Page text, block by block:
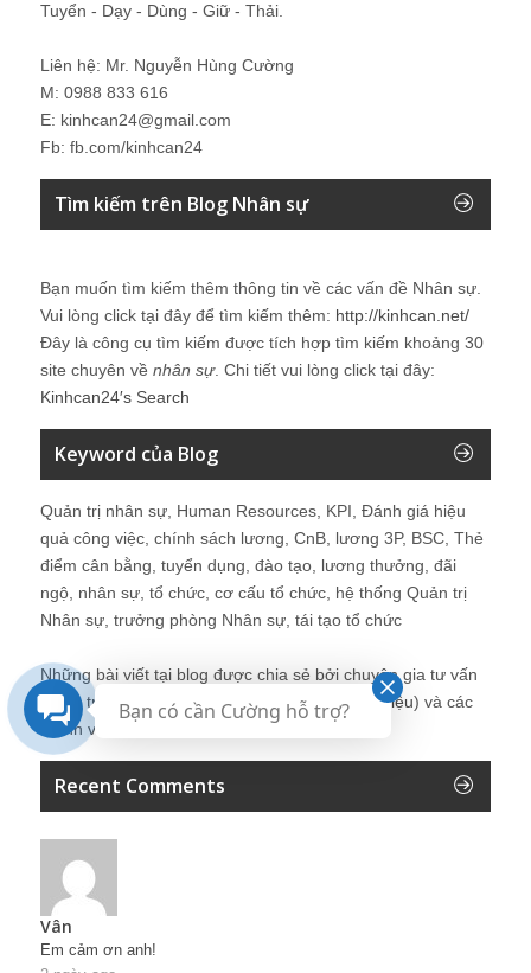
Tuyển - Dạy - Dùng - Giữ - Thải.
Liên hệ: Mr. Nguyễn Hùng Cường
M: 0988 833 616
E: kinhcan24@gmail.com
Fb: fb.com/kinhcan24
Tìm kiếm trên Blog Nhân sự
Bạn muốn tìm kiếm thêm thông tin về các vấn đề Nhân sự
Vui lòng click tại đây để tìm kiếm thêm: http://kinhcan.net/
Đây là công cụ tìm kiếm được tích hợp tìm kiếm khoảng 30
site chuyên về nhân sự. Chi tiết vui lòng click tại đây:
Kinhcan24′s Search
Keyword của Blog
Quản trị nhân sự, Human Resources, KPI, Đánh giá hiệu
quả công việc, chính sách lương, CnB, lương 3P, BSC, Thẻ
điểm cân bằng, tuyển dụng, đào tạo, lương thưởng, đãi
ngộ, nhân sự, tổ chức, cơ cấu tổ chức, hệ thống Quản trị
Nhân sự, trưởng phòng Nhân sự, tái tạo tổ chức
Những bài viết tại blog được chia sẻ bởi chuyên gia tư vấn
Quản trị Nhân sự Nguyễn Hùng Cường (giới thiệu) và các
thành viên khác trong cộng đồng Nhân sự.
Recent Comments
Vân
Em cảm ơn anh!
Bạn có cần Cường hỗ trợ?